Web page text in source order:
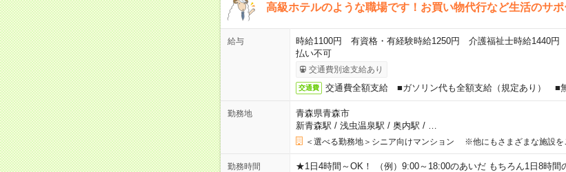
高級ホテルのような職場です！お買い物代行など生活のサ
給与
時給1100円 有資格・有経験時給1250円 介護福祉士時給1440
払い不可
交通費別途支給あり
交通費 交通費全額支給 ■ガソリン代も全額支給（規定あり） ■
勤務地
青森県青森市
新青森駅 / 浅虫温泉駅 / 奥内駅 /
＜選べる勤務地＞シニア向けマンション ※他にもさまざまな施設を
勤務時間
★1日4時間～OK！ （例）9:00～18:00のあいだ もちろん1日8時間